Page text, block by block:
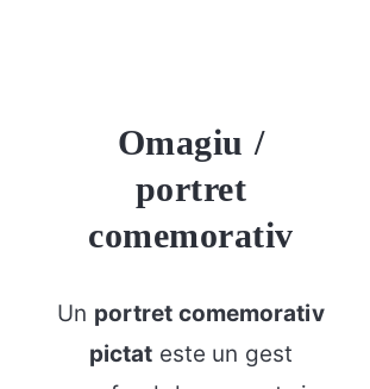
Omagiu /
portret
comemorativ
Un portret comemorativ
pictat este un gest